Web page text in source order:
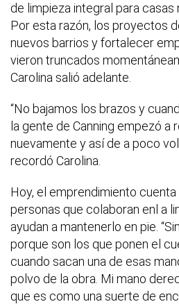
de limpieza integral para casas
Por esta razón, los proyectos
nuevos barrios y fortalecer
vieron truncados
Carolina salió adelante.
“No bajamos los brazos y
la gente de Canning empezó a
nuevamente y así de a poco
recordó Carolina.
Hoy, el emprendimiento
personas que colaboran enl a
ayudan a mantenerlo en pie.
porque son los que ponen el
cuando sacan una de esas
polvo de la obra. Mi mano
que es como una suerte de